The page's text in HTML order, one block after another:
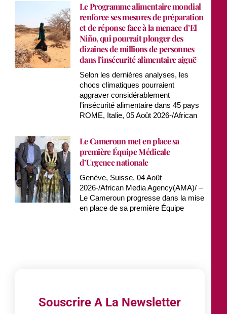
Le Programme alimentaire mondial
renforce ses mesures de préparation
et de réponse face à la menace d’El
Niño, qui pourrait plonger des
dizaines de millions de personnes
dans l’insécurité alimentaire aiguë
Selon les dernières analyses, les
chocs climatiques pourraient
aggraver considérablement
l’insécurité alimentaire dans 45 pays
ROME, Italie, 05 Août 2026-/African
Le Cameroun met en place sa
première Équipe Médicale
d’Urgence nationale
Genève, Suisse, 04 Août
2026-/African Media Agency(AMA)/ –
Le Cameroun progresse dans la mise
en place de sa première Équipe
Souscrire A La Newsletter